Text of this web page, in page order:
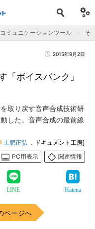
ミュニケーションツール そ
2015年9月2日
「ボイスバンク」
取り戻す音声合成技術研
した。音声合成の最前線
土肥正弘 ，ドキュメント工房]
PC用表示
関連情報
LINE Hatena
ページへ